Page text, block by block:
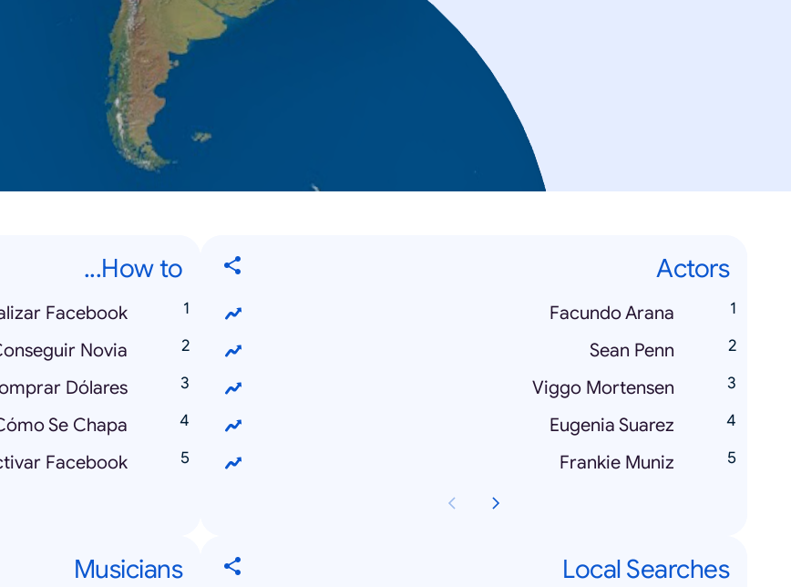
Actors
Facundo Arana
Sean Penn
Viggo Mortensen
Eugenia Suarez
Frankie Muniz
How to...
Facebook
Novia
Dólares
Se Chapa
Facebook
Local Searches
Musicians